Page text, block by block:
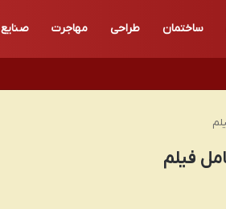
ساختمان طراحی مهاجرت صنایع